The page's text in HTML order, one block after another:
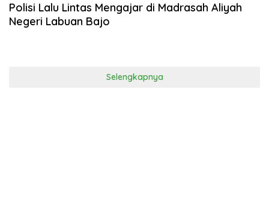
Polisi Lalu Lintas Mengajar di Madrasah Aliyah
Negeri Labuan Bajo
Selengkapnya